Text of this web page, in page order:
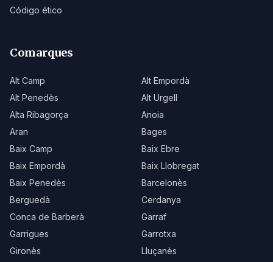
Código ético
Comarques
Alt Camp
Alt Empordà
Alt Penedès
Alt Urgell
Alta Ribagorça
Anoia
Aran
Bages
Baix Camp
Baix Ebre
Baix Empordà
Baix Llobregat
Baix Penedès
Barcelonès
Berguedà
Cerdanya
Conca de Barberà
Garraf
Garrigues
Garrotxa
Gironès
Lluçanès